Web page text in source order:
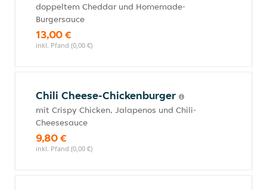
doppeltem Cheddar und Homemade-
Burgersauce
13,00 €
inkl. Pfand (0,00 €)
Chili Cheese-Chickenburger
mit Crispy Chicken, Jalapenos und Chili-
Cheesesauce
9,80 €
inkl. Pfand (0,00 €)